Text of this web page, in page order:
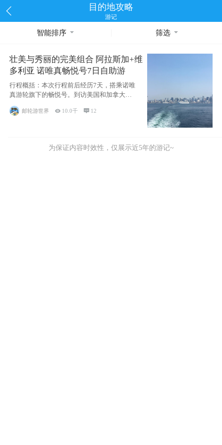
目的地攻略
游记
智能排序 筛选
壮美与秀丽的完美组合 阿拉斯加+维
多利亚 诺唯真畅悦号7日自助游
行程概括：本次行程前后经历7天，搭乘诺唯
真游轮旗下的畅悦号。到访美国和加拿大的4
个州/省：美国华盛顿州
邮轮游世界  10.0千  12
为保证内容时效性，仅展示近5年的游记~